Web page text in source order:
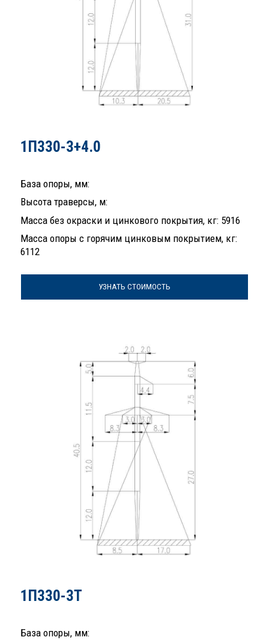
1П330-3+4.0
База опоры, мм:
Высота траверсы, м:
Масса без окраски и цинкового покрытия, кг: 5916
Масса опоры с горячим цинковым покрытием, кг:
6112
УЗНАТЬ СТОИМОСТЬ
1П330-3Т
База опоры, мм: